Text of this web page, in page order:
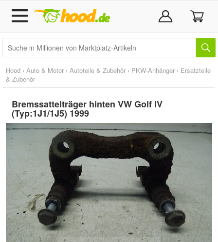
Hood › Auto & Motor › Autoteile & Zubehör › PKW-Anhänger › Ersatzteile
& Zubehör
Bremssattelträger hinten VW Golf IV
(Typ:1J1/1J5) 1999